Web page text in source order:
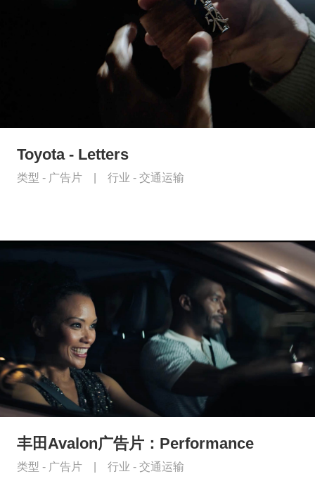
Toyota - Letters
类型 - 广告片 行业 - 交通运输
丰田Avalon广告片：Performance
类型 - 广告片 行业 - 交通运输